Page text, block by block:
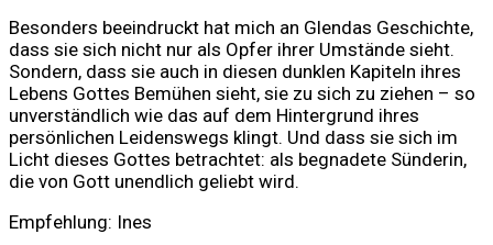
Besonders beeindruckt hat mich an Glendas Geschichte,
dass sie sich nicht nur als Opfer ihrer Umstände sieht.
Sondern, dass sie auch in diesen dunklen Kapiteln ihres
Lebens Gottes Bemühen sieht, sie zu sich zu ziehen – so
unverständlich wie das auf dem Hintergrund ihres
persönlichen Leidenswegs klingt. Und dass sie sich im
Licht dieses Gottes betrachtet: als begnadete Sünderin,
die von Gott unendlich geliebt wird.
Empfehlung: Ines